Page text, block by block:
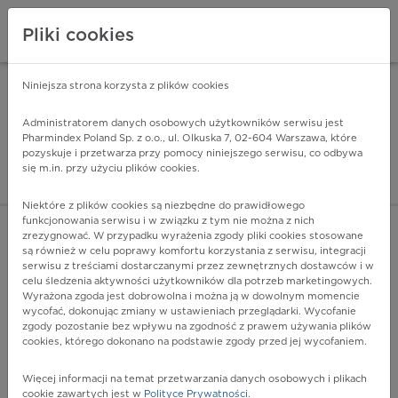
Pharmindex - lider
ZALOGUJ SIĘ
I82.3 - Zator i zakrzep żyły nerkowej
Więcej na lekiicd10.pl
Pliki cookies
Niniejsza strona korzysta z plików cookies
Administratorem danych osobowych użytkowników serwisu jest
Pharmindex Poland Sp. z o.o., ul. Olkuska 7, 02-604 Warszawa, które
pozyskuje i przetwarza przy pomocy niniejszego serwisu, co odbywa
się m.in. przy użyciu plików cookies.
Niektóre z plików cookies są niezbędne do prawidłowego
funkcjonowania serwisu i w związku z tym nie można z nich
zrezygnować. W przypadku wyrażenia zgody pliki cookies stosowane
są również w celu poprawy komfortu korzystania z serwisu, integracji
serwisu z treściami dostarczanymi przez zewnętrznych dostawców i w
celu śledzenia aktywności użytkowników dla potrzeb marketingowych.
Wyrażona zgoda jest dobrowolna i można ją w dowolnym momencie
wycofać, dokonując zmiany w ustawieniach przeglądarki. Wycofanie
zgody pozostanie bez wpływu na zgodność z prawem używania plików
cookies, którego dokonano na podstawie zgody przed jej wycofaniem.
Więcej informacji na temat przetwarzania danych osobowych i plikach
cookie zawartych jest w Polityce Prywatności.
ZA DARMO - w Google Play INSTALUJ